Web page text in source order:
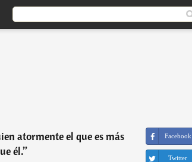
atormente el que es más
él.”
Facebook
Twitter